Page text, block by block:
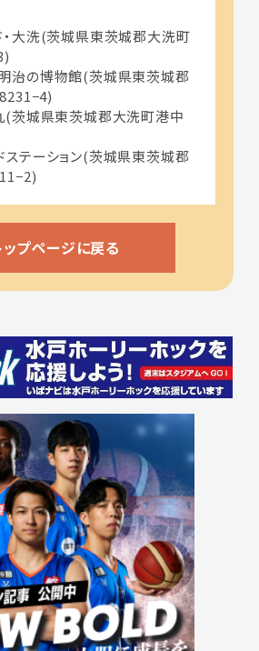
・大洗(茨城県東茨城郡大洗町
治の博物館(茨城県東茨城郡
(茨城県東茨城郡大洗町港中
ステーション(茨城県東茨城郡
ップページに戻る